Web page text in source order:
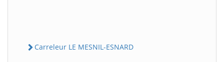
Carreleur LE MESNIL-ESNARD